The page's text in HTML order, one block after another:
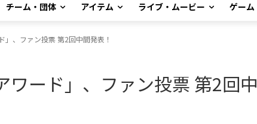
チーム・団体 アイテム ライブ・ムービー ゲーム
」、ファン投票 第2回中間発表！
ワード」、ファン投票 第2回中